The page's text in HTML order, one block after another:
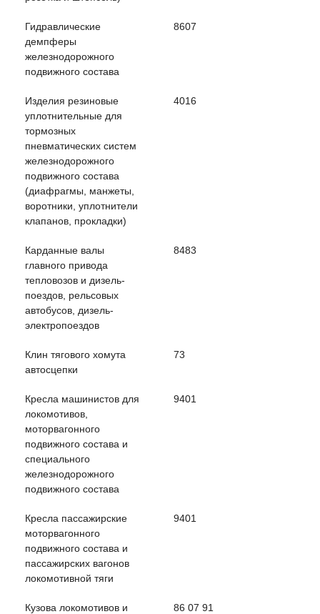
Гидравлические
демпферы
железнодорожного
подвижного состава
8607
Изделия резиновые
уплотнительные для
тормозных
пневматических систем
железнодорожного
подвижного состава
(диафрагмы, манжеты,
воротники, уплотнители
клапанов, прокладки)
4016
Карданные валы
главного привода
тепловозов и дизель-
поездов, рельсовых
автобусов, дизель-
электропоездов
8483
Клин тягового хомута
автосцепки
73
Кресла машинистов для
локомотивов,
моторвагонного
подвижного состава и
специального
железнодорожного
подвижного состава
9401
Кресла пассажирские
моторвагонного
подвижного состава и
пассажирских вагонов
локомотивной тяги
9401
Кузова локомотивов и
86 07 91